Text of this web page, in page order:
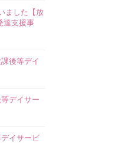
ました【放
達支援事
後等デイ
デイサー
イサービ